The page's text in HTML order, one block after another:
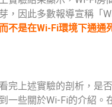
芽，因此多數報導宣稱「
而不是在Wi-Fi環境下通通
看完上述實驗的剖析，是
到一些關於Wi-Fi的介紹。